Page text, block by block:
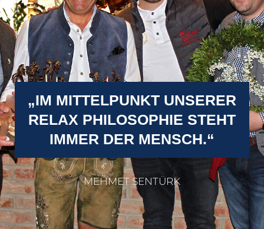
„IM MITTELPUNKT UNSERER
RELAX PHILOSOPHIE STEHT
IMMER DER MENSCH.“
MEHMET SENTÜRK